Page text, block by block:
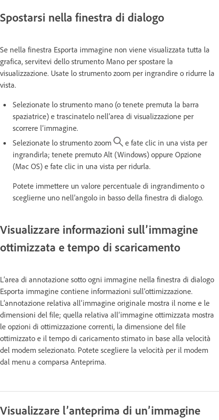
Spostarsi nella finestra di dialogo
Se nella finestra Esporta immagine non viene visualizzata tutta la
grafica, servitevi dello strumento Mano per spostare la
visualizzazione. Usate lo strumento zoom per ingrandire o ridurre la
vista.
Selezionate lo strumento mano (o tenete premuta la barra
spaziatrice) e trascinatelo nell’area di visualizzazione per
scorrere l’immagine.
Selezionate lo strumento zoom
e fate clic in una vista per
ingrandirla; tenete premuto Alt (Windows) oppure Opzione
(Mac OS) e fate clic in una vista per ridurla.
Potete immettere un valore percentuale di ingrandimento o
sceglierne uno nell’angolo in basso della finestra di dialogo.
Visualizzare informazioni sull’immagine
ottimizzata e tempo di scaricamento
L’area di annotazione sotto ogni immagine nella finestra di dialogo
Esporta immagine contiene informazioni sull’ottimizzazione.
L’annotazione relativa all’immagine originale mostra il nome e le
dimensioni del file; quella relativa all’immagine ottimizzata mostra
le opzioni di ottimizzazione correnti, la dimensione del file
ottimizzato e il tempo di caricamento stimato in base alla velocità
del modem selezionato. Potete scegliere la velocità per il modem
dal menu a comparsa Anteprima.
Visualizzare l’anteprima di un’immagine